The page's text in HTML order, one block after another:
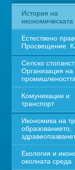
История на
Естествено
Просвещение.
Селско
Организация на
промишлеността
Комуникации и
транспорт
Икономика на
образованието,
Екология и
околната среда